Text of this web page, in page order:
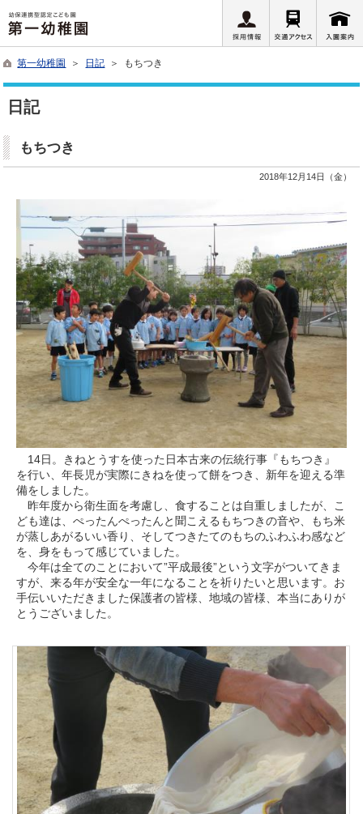
第一幼稚園 ＞ 日記 ＞ もちつき
日記
もちつき
2018年12月14日（金）
14日。きねとうすを使った日本古来の伝統行事『もちつき』
を行い、年長児が実際にきねを使って餅をつき、新年を迎える準
備をしました。
昨年度から衛生面を考慮し、食することは自重しましたが、こ
ども達は、ぺったんぺったんと聞こえるもちつきの音や、もち米
が蒸しあがるいい香り、そしてつきたてのもちのふわふわ感など
を、身をもって感じていました。
今年は全てのことにおいて”平成最後”という文字がついてきま
すが、来る年が安全な一年になることを祈りたいと思います。お
手伝いいただきました保護者の皆様、地域の皆様、本当にありが
とうございました。